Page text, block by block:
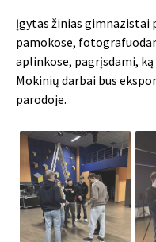
Įgytas žinias gimnazistai
pamokose,
aplinkose, pagrįsdami,
Mokinių darbai bus
parodoje.